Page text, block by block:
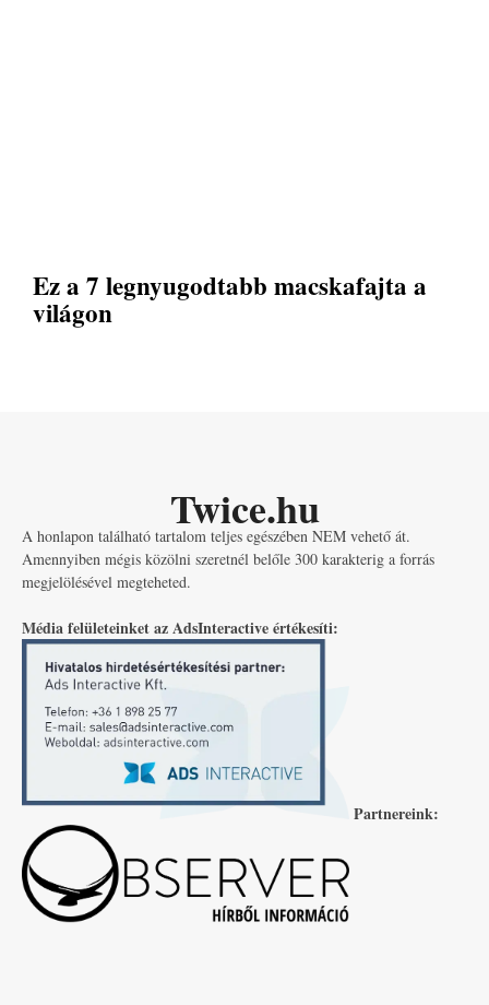
Ez a 7 legnyugodtabb macskafajta a
világon
Twice.hu
A honlapon található tartalom teljes egészében NEM vehető át.
Amennyiben mégis közölni szeretnél belőle 300 karakterig a forrás
megjelölésével megteheted.
Média felületeinket az AdsInteractive értékesíti:
Partnereink: